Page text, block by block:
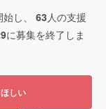
し、 63 人の支援
に募集を終了しま
しい